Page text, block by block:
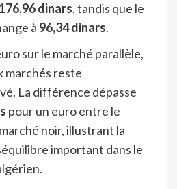
176,96 dinars, tandis que le
à 96,34 dinars.
sur le marché parallèle,
marchés reste
La différence dépasse
pour un euro entre le
noir, illustrant la
important dans le